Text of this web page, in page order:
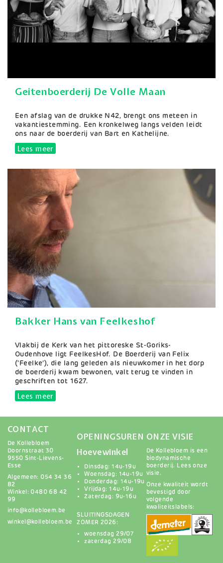
Geitenboerderij De Volle Maan
Samenvatting
Een afslag van de drukke N42, brengt ons meteen in
vakantiestemming. Een kronkelweg langs velden leidt
ons naar de boerderij van Bart en Kathelijne.
Lees meerover Geitenboerderij De Volle Maan
Bakker Hans van Feelkeshof
Samenvatting
Vlakbij de Kerk van het pittoreske St-Goriks-
Oudenhove ligt FeelkesHof. De Boerderij van Felix
(‘Feelke’), die lang geleden als nieuwkomer in het dorp
de boerderij kwam bewonen, valt terug te vinden in
geschriften tot 1627.
Lees meerover Bakker Hans van Feelkeshof
CONTACT
De Kollebloem
Doornstraat 30
9550 Sint-Lievens-
Esse
Algemeen: 054 34 36
82
Winkel: 0480 68 42
99
info@kollebloem.be
winkel@kollebloem.be
OPENINGSUREN
Hoevewinkel
Dinsdag: 14u-19u
Woensdag: 14u-19u
Donderdag: 14u-19u
Vrijdag: 14u-19u
Zaterdag: 9u-16u
SLUITINGSDAGEN
ZOMER 2026:
woensdag 29/07
zaterdag 29/08
ONZE VISIE
De Kollebloem is een
biodynamische
boerderij.
Lees onze
visie .
Onze kwaliteit wordt
bevestigd door
volgende
kwaliteitslabels: